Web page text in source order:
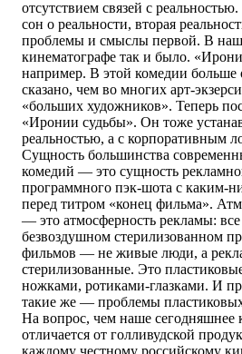
отсутствием связей с
сон о реальности, вторая
проблемы и смыслы первой. В
кинематографе так и было.
например. В этой комедии больше
сказано, чем во многих арт-
«больших художников». Теперь
«Иронии судьбы». Он тоже
реальностью, а с корпоративным
Сущность большинства
комедий — это сущность
программного пэк-шота с каким-
перед титром «конец фильма».
— это атмосферность рекламы:
безвоздушном стерилизованном
фильмов — не живые люди, а
стерилизованные. Это
ножками, ротиками-глазками. И
такие же — проблемы
На вопрос, чем наше сегодняшнее
отличается от голливудской